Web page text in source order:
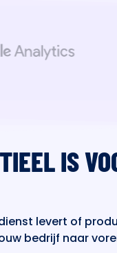
IS
levert of
bedrijf naar